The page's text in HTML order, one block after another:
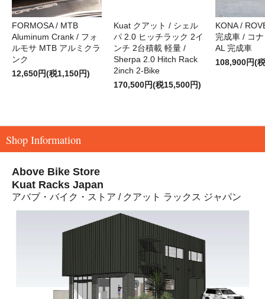
FORMOSA / MTB
Aluminum Crank / フォ
ルモサ MTB アルミクラ
ンク
12,650円(税1,150円)
Kuat クアット / シェル
パ 2.0 ヒッチラック 2イ
ンチ 2台積載 軽量 /
Sherpa 2.0 Hitch Rack
2inch 2-Bike
170,500円(税15,500円)
KONA /
完成車 / コ
AL 完成車
108,900円(
Shop Information
Above Bike Store
Kuat Racks Japan
アバブ・バイク・ストア / クアット ラックス ジャパン